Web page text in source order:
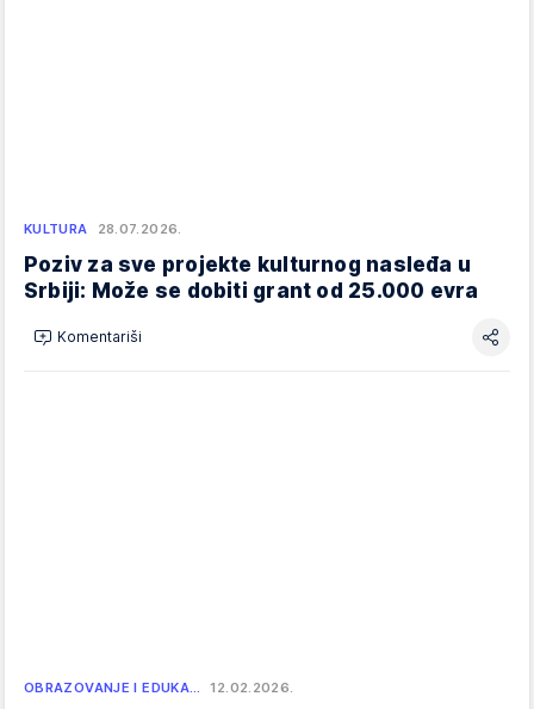
KULTURA 28.07.2026.
Poziv za sve projekte kulturnog nasleđa u
Srbiji: Može se dobiti grant od 25.000 evra
Komentariši
OBRAZOVANJE I EDUKA… 12.02.2026.